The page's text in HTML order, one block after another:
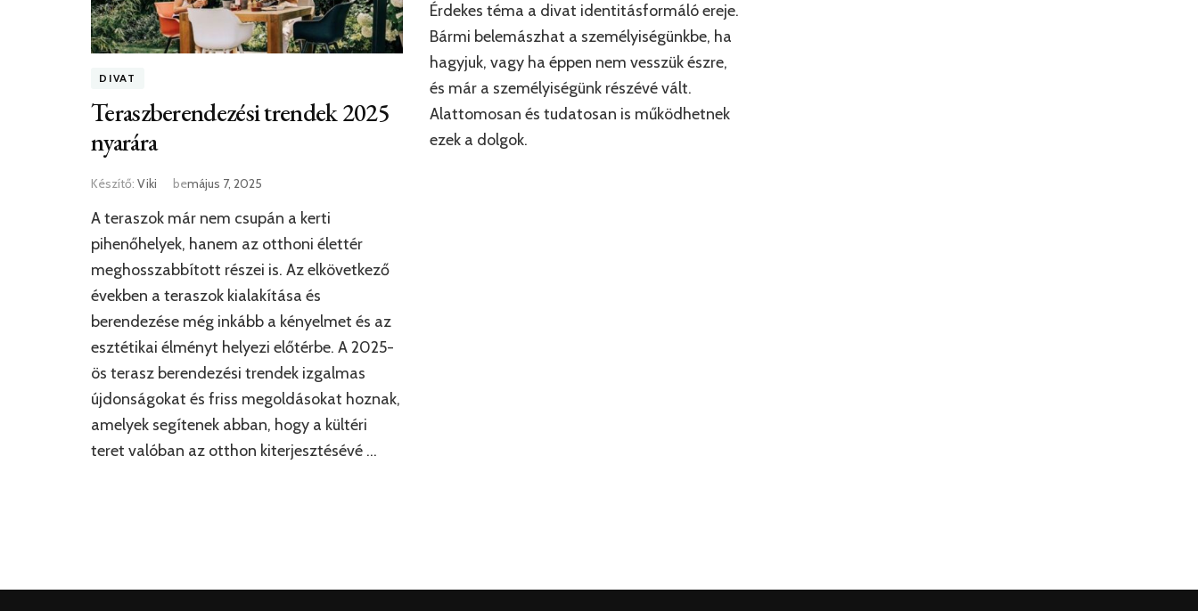
DIVAT
Teraszberendezési trendek 2025
nyarára
Készítő: Viki bemájus 7, 2025
A teraszok már nem csupán a kerti
pihenőhelyek, hanem az otthoni élettér
meghosszabbított részei is. Az elkövetkező
években a teraszok kialakítása és
berendezése még inkább a kényelmet és az
esztétikai élményt helyezi előtérbe. A 2025-
ös terasz berendezési trendek izgalmas
újdonságokat és friss megoldásokat hoznak,
amelyek segítenek abban, hogy a kültéri
teret valóban az otthon kiterjesztésévé …
Érdekes téma a divat identitásformáló ereje.
Bármi belemászhat a személyiségünkbe, ha
hagyjuk, vagy ha éppen nem vesszük észre,
és már a személyiségünk részévé vált.
Alattomosan és tudatosan is működhetnek
ezek a dolgok.